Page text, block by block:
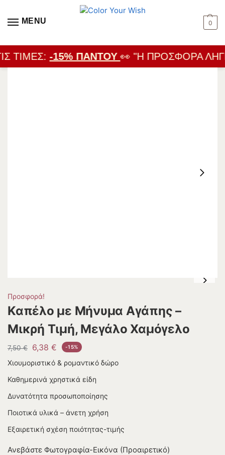
MENU 0
ΤΙΜΈΣ:-15% ΠΑΝΤΟΎ👀 "Η ΠΡΟΣΦΟΡΆ
Προσφορά!
Καπέλο με Μήνυμα Αγάπης –
Μικρή Τιμή, Μεγάλο Χαμόγελο
7,50€ 6,38 € -15%
Χιουμοριστικό & ρομαντικό δώρο
Καθημερινά χρηστικά είδη
Δυνατότητα προσωποποίησης
Ποιοτικά υλικά – άνετη χρήση
Εξαιρετική σχέση ποιότητας-τιμής
Ανεβάστε Φωτογραφία-Εικόνα (Προαιρετικό)